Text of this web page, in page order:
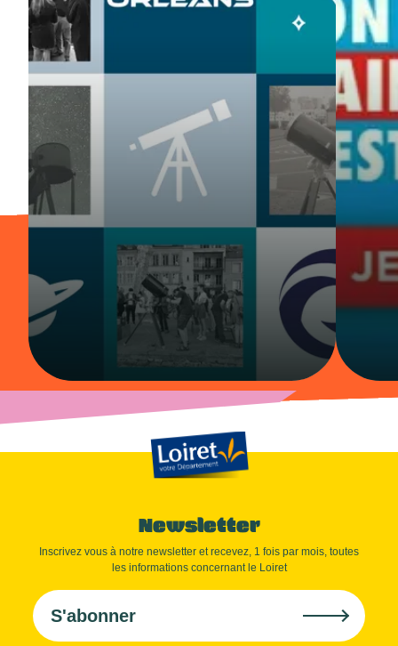
Newsletter
Inscrivez vous à notre newsletter et recevez, 1 fois par mois, toutes
les informations concernant le Loiret
S'abonner